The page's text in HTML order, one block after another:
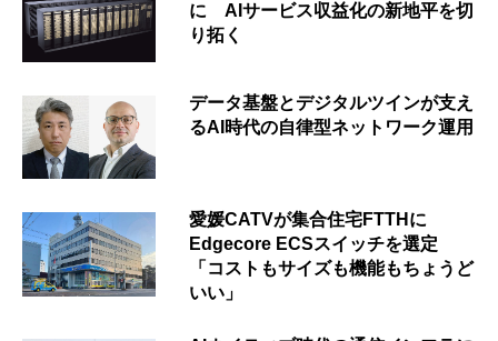
に AIサービス収益化の新地平を切
り拓く
データ基盤とデジタルツインが支え
るAI時代の自律型ネットワーク運用
愛媛CATVが集合住宅FTTHに
Edgecore ECSスイッチを選定
「コストもサイズも機能もちょうど
いい」